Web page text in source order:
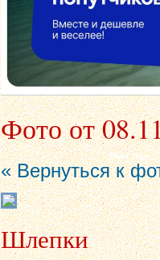
Фото от
« Вернуться к
Шлепки